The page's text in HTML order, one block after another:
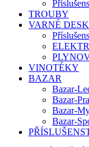
TROUBY
VARNÉ
VINOTÉKY
BAZAR
Bazar-
Bazar-
Bazar-
Bazar-